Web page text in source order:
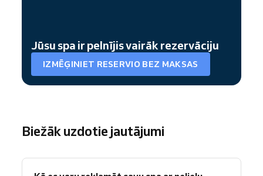
Jūsu spa ir pelnījis vairāk rezervāciju
IZMĒĢINIET RESERVIO BEZ MAKSAS
Biežāk uzdotie jautājumi